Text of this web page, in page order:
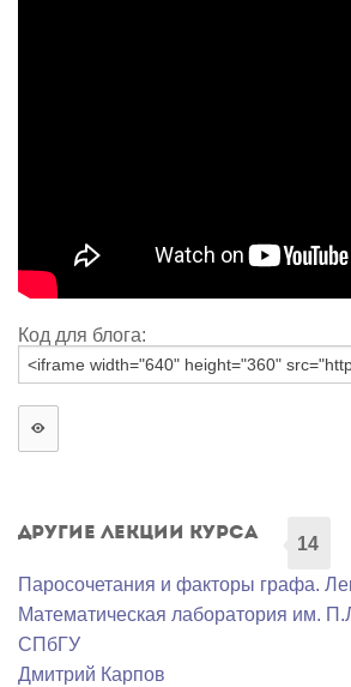
Код для блога:
Другие лекции курса
14
Паросочетания и факторы графа.
Математичеcкая лаборатория им.
СПбГУ
Дмитрий Карпов